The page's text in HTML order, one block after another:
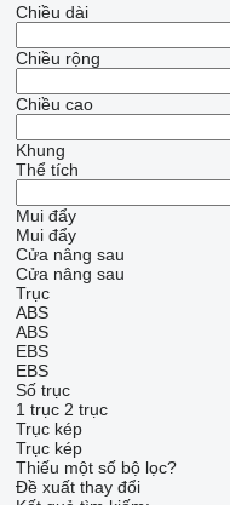
Chiều dài
Chiều rộng
Chiều cao
Khung
Thể tích
Mui đẩy
Mui đẩy
Cửa nâng sau
Cửa nâng sau
Trục
ABS
ABS
EBS
EBS
Số trục
1 trục 2 trục
Trục kép
Trục kép
Thiếu một số bộ lọc?
Đề xuất thay đổi